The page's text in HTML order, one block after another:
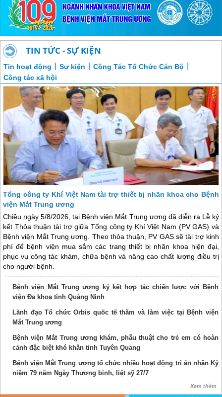
TIN TỨC - SỰ KIỆN
Tin hoạt động Sự kiện Công Tác Tổ Chức Cán Bộ
Công tác xã hội
Tổng công ty Khí Việt Nam tài trợ thiết bị nhãn khoa cho Bệnh
viện Mắt Trung ương
Chiều ngày 5/8/2026, tại Bệnh viện Mắt Trung ương đã diễn ra Lễ ký
kết Thỏa thuận tài trợ giữa Tổng công ty Khí Việt Nam (PV GAS) và
Bệnh viện Mắt Trung ương. Theo thỏa thuận, PV GAS sẽ tài trợ kinh
phí để bệnh viện mua sắm các trang thiết bị nhãn khoa hiện đại,
phục vụ công tác khám, chữa bệnh và nâng cao chất lượng điều trị
cho người bệnh.
Bệnh viện Mắt Trung ương ký kết hợp tác chiến lược với Bệnh
viện Đa khoa tỉnh Quảng Ninh
Lãnh đạo Tổ chức Orbis quốc tế thăm và làm việc tại Bệnh viện
Mắt Trung ương
Bệnh viện Mắt Trung ương khám, phẫu thuật cho trẻ em có hoàn
cảnh đặc biệt khó khăn tỉnh Tuyên Quang
Bệnh viện Mắt Trung ương tổ chức nhiều hoạt động tri ân nhân Kỷ
niệm 79 năm Ngày Thương binh, liệt sỹ 27/7
Xem thêm